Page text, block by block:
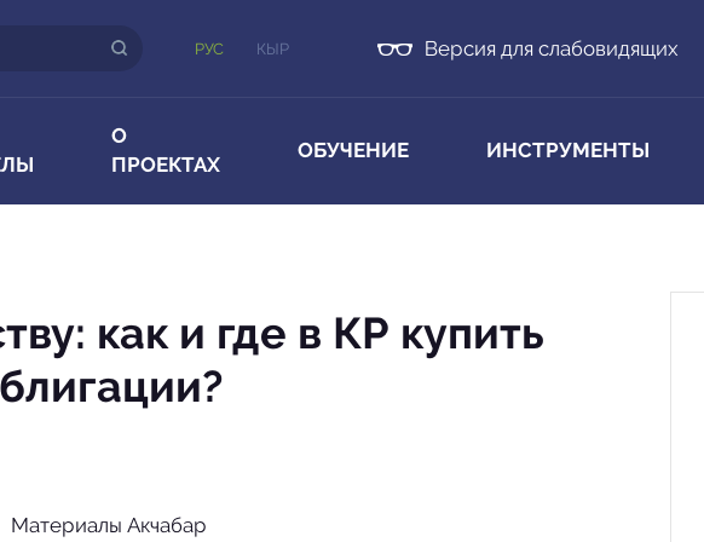
РУС КЫР Версия для слабовидящих
О
ПРОЕКТАХ
ОБУЧЕНИЕ ИНСТРУМЕНТЫ
как и где в КР купить
Материалы Акчабар